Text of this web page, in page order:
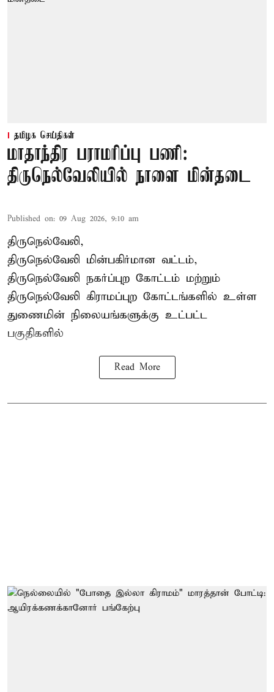
தமிழக செய்திகள்
மாதாந்திர பராமரிப்பு பணி:
திருநெல்வேலியில் நாளை மின்தடை
Published on: 09 Aug 2026, 9:10 am
திருநெல்வேலி,
திருநெல்வேலி மின்பகிர்மான வட்டம்,
திருநெல்வேலி நகர்ப்புற கோட்டம் மற்றும்
திருநெல்வேலி கிராமப்புற கோட்டங்களில் உள்ள
துணைமின் நிலையங்களுக்கு உட்பட்ட
பகுதிகளில்
Read More